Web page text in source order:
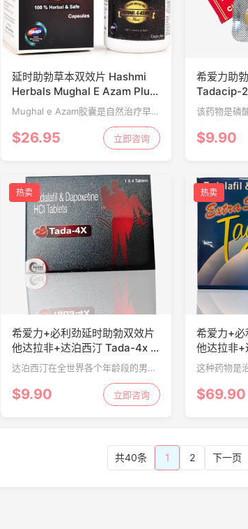
延时助勃草本双效片 Hashmi
Herbals Mughal E Azam Plus
10粒
Mughal e Azam胶囊是自然治疗早泄
或勃起功能障碍问题的最佳选择。它
是用于ED和PE的最佳阿育吠陀药物
之一。没有化学药物，没有外科手术
$26.95 立即咨询
希爱力助
Tadacip-
该药物是磷
剂，被规
（阳痿；无
性刺激期间
$9.90
热卖
希爱力+必利劲延时助勃双效片
他达拉非+达泊西汀 Tada-4x 4
片
达泊西汀在全世界各个年龄段的男性
中都有数百万人想要活跃的性生活。
每天一粒足以维持勃起并维持勃起长
达36小时，而不必担心勃起功能障碍
$9.90 立即咨询
热卖
希爱力+必
他达拉非
Super
这种药物是
药之一。达
段的男性中
性生活。每
$69.90
共40条 1 2 下一页